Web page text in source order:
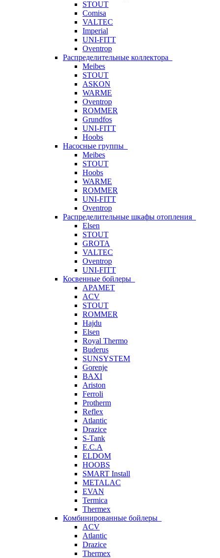
STOUT
Comisa
VALTEC
Imperial
UNI-FITT
Oventrop
Распределительные коллектора
Meibes
STOUT
ASKON
WARME
Oventrop
ROMMER
Grundfos
UNI-FITT
Hoobs
Насосные группы
Meibes
STOUT
Hoobs
WARME
ROMMER
UNI-FITT
Oventrop
Распределительные шкафы отопления
Elsen
STOUT
GROTA
VALTEC
Oventrop
UNI-FITT
Косвенные бойлеры
APAMET
ACV
STOUT
ROMMER
Hajdu
Elsen
Royal Thermo
Buderus
SUNSYSTEM
Gorenje
BAXI
Ariston
Ferroli
Protherm
Reflex
Atlantic
Drazice
S-Tank
E.C.A
ELDOM
HOOBS
SMART Install
METALAC
EVAN
Termica
Thermex
Комбинированные бойлеры
ACV
Atlantic
Drazice
Thermex